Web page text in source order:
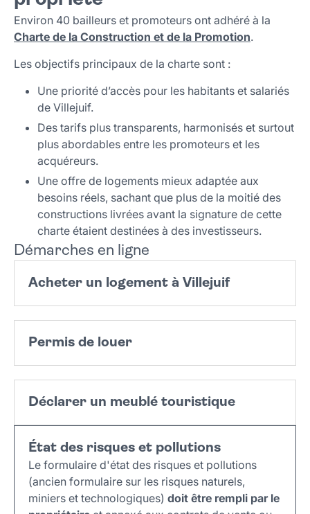
Environ 40 bailleurs et promoteurs ont adhéré à la
Charte de la Construction et de la Promotion.
Les objectifs principaux de la charte sont :
Une priorité d’accès pour les habitants et salariés
de Villejuif.
Des tarifs plus transparents, harmonisés et surtout
plus abordables entre les promoteurs et les
acquéreurs.
Une offre de logements mieux adaptée aux
besoins réels, sachant que plus de la moitié des
constructions livrées avant la signature de cette
charte étaient destinées à des investisseurs.
Démarches en ligne
Acheter un logement à Villejuif
Permis de louer
Déclarer un meublé touristique
État des risques et pollutions
Le formulaire d'état des risques et pollutions
(ancien formulaire sur les risques naturels,
miniers et technologiques) doit être rempli par le